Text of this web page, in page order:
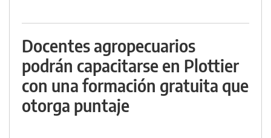
Docentes agropecuarios
podrán capacitarse en Plottier
con una formación gratuita que
otorga puntaje